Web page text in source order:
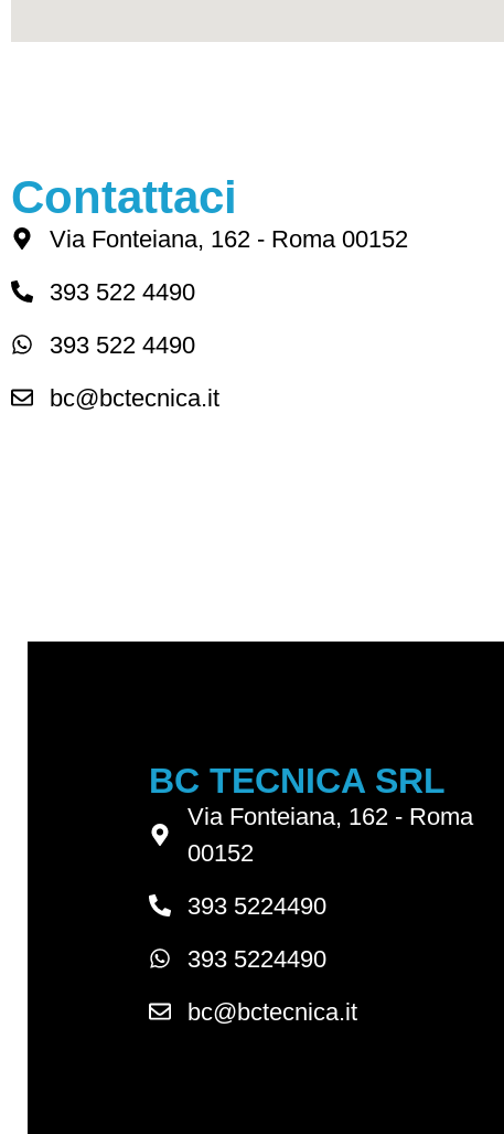
Contattaci
Via Fonteiana, 162 - Roma 00152
393 522 4490
393 522 4490
bc@bctecnica.it
BC TECNICA SRL
Via Fonteiana, 162 - Roma
00152
393 5224490
393 5224490
bc@bctecnica.it